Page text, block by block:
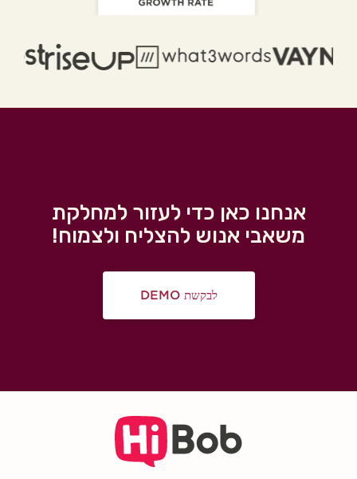
אנחנו כאן כדי לעזור למחלקת
משאבי אנוש להצליח ולצמוח!
לבקשת DEMO